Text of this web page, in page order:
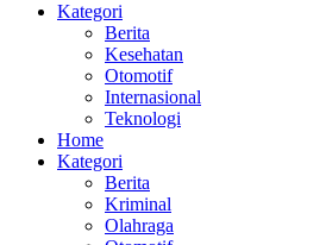
Kategori
Berita
Kesehatan
Otomotif
Internasional
Teknologi
Home
Kategori
Berita
Kriminal
Olahraga